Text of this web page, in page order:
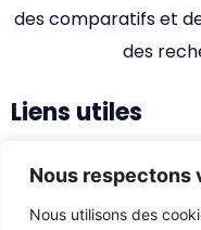
Nous respectons
Nous utilisons des
des comparatifs et
des
Liens utiles
Qui sommes-nous ?